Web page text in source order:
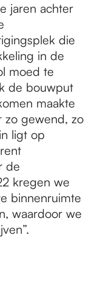
jaren achter
die
in de
moed te
de bouwput
maakte
zo gewend, zo
ligt op
de
kregen we
binnenruimte
waardoor we